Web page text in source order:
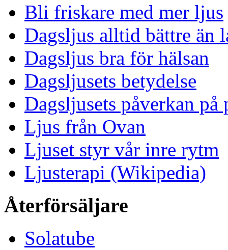
Bli friskare med mer ljus
Dagsljus alltid bättre än
Dagsljus bra för hälsan
Dagsljusets betydelse
Dagsljusets påverkan på
Ljus från Ovan
Ljuset styr vår inre rytm
Ljusterapi (Wikipedia)
Återförsäljare
Solatube